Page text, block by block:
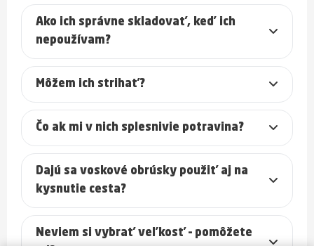
Ako ich správne skladovať, keď ich
nepoužívam?
Môžem ich strihať?
Čo ak mi v nich splesnivie potravina?
Dajú sa voskové obrúsky použiť aj na
kysnutie cesta?
Neviem si vybrať veľkosť – pomôžete